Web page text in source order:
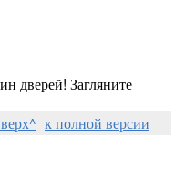
дверей! Загляните
к полной версии